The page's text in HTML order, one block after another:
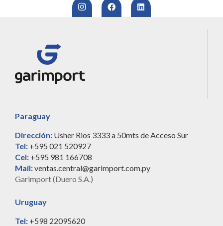
Paraguay
Dirección: Usher Rios 3333 a 50mts de Acceso Sur
Tel: +595 021 520927
Cel: +595 981 166708
Mail:ventas.central@garimport.com.py
Garimport (Duero S.A.)
Uruguay
Tel: +598 22095620